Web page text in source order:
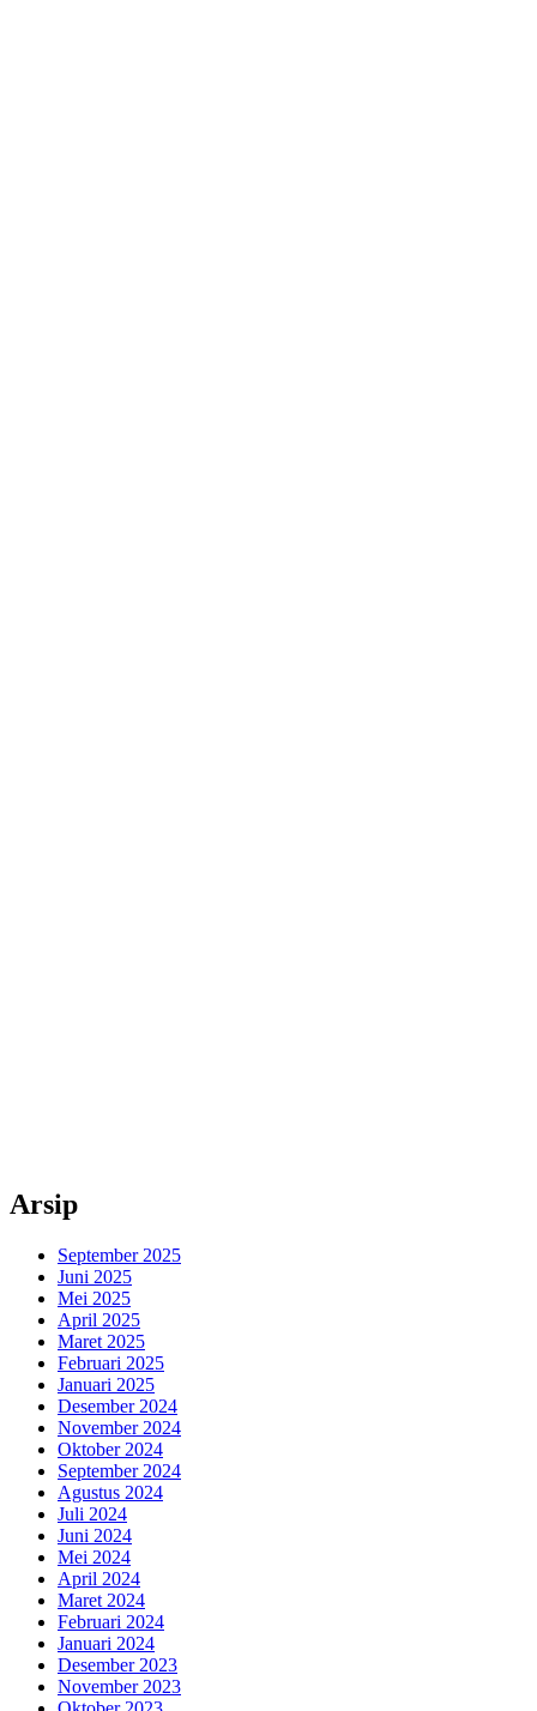
Arsip
September 2025
Juni 2025
Mei 2025
April 2025
Maret 2025
Februari 2025
Januari 2025
Desember 2024
November 2024
Oktober 2024
September 2024
Agustus 2024
Juli 2024
Juni 2024
Mei 2024
April 2024
Maret 2024
Februari 2024
Januari 2024
Desember 2023
November 2023